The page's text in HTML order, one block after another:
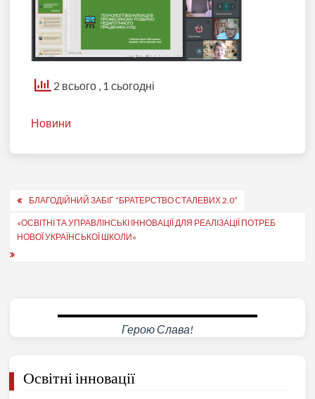
2 всього , 1 сьогодні
Новини
Навігація
записів
БЛАГОДІЙНИЙ ЗАБІГ “БРАТЕРСТВО СТАЛЕВИХ 2.0”
«ОСВІТНІ ТА УПРАВЛІНСЬКІ ІННОВАЦІЇ ДЛЯ РЕАЛІЗАЦІЇ ПОТРЕБ
НОВОЇ УКРАЇНСЬКОЇ ШКОЛИ»
Герою Слава!
Освітні інновації